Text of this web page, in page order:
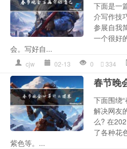
下面是一
介写作技
参展自我
一个很好
会。写好自...
cjw 02-13 0 334
春节晚
下面围绕
解决网友
么? 在
了各种花
紫色等。...